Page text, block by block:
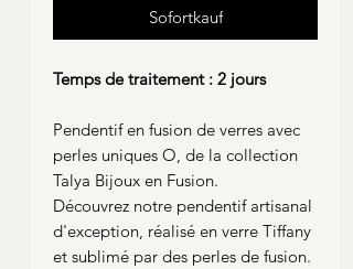
Sofortkauf
Temps de traitement : 2 jours
Pendentif en fusion de verres avec
perles uniques O, de la collection
Talya Bijoux en Fusion.
Découvrez notre pendentif artisanal
d'exception, réalisé en verre Tiffany
et sublimé par des perles de fusion.